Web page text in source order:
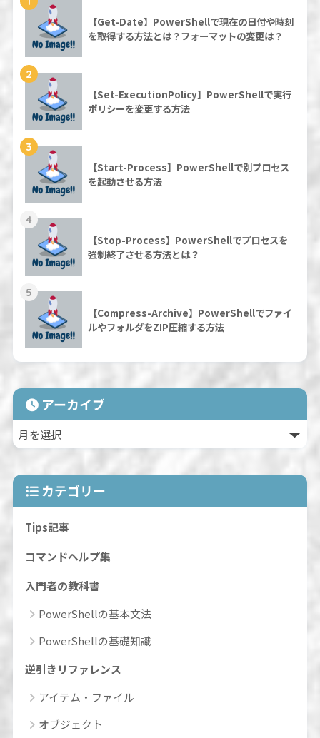
【Get-Date】PowerShellで現在の日付や時刻
を取得する方法とは？フォーマットの変更は？
2
【Set-ExecutionPolicy】PowerShellで実行
ポリシーを変更する方法
3
【Start-Process】PowerShellで別プロセス
を起動させる方法
4
【Stop-Process】PowerShellでプロセスを
強制終了させる方法とは？
5
【Compress-Archive】PowerShellでファイ
ルやフォルダをZIP圧縮する方法
アーカイブ
カテゴリー
Tips記事
コマンドヘルプ集
入門者の教科書
PowerShellの基本文法
PowerShellの基礎知識
逆引きリファレンス
アイテム・ファイル
オブジェクト